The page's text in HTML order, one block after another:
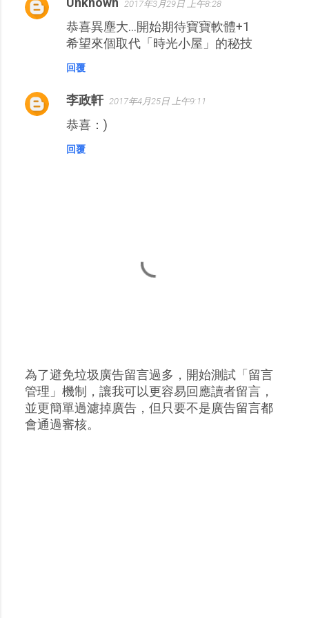
2017年3月29日 上午8:28
恭喜異塵大…開始期待寶寶軟體+1
希望來個取代「時光小屋」的秘技
回覆
李政軒 2017年4月25日 上午9:11
恭喜：)
回覆
張
貼
留
為了避免垃圾廣告留言過多，開始測試「留言
管理」機制，讓我可以更容易回應讀者留言，
並更簡單過濾掉廣告，但只要不是廣告留言都
會通過審核。